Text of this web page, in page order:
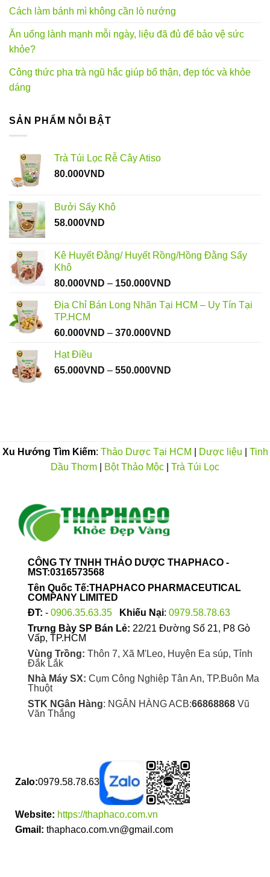
Cách làm bánh mì không cần lò nướng
Ăn uống lành mạnh mỗi ngày, liệu đã đủ để bảo vệ sức
khỏe?
Công thức pha trà ngũ hắc giúp bổ thận, đẹp tóc và khỏe
dáng
SẢN PHẨM NỖI BẬT
Trà Túi Lọc Rễ Cây Atiso
80.000VND
Bưởi Sấy Khô
58.000VND
Kê Huyết Đằng/ Huyết Rồng/Hồng Đằng Sấy
Khô
80.000VND – 150.000VND
từ
Địa Chỉ Bán Long Nhãn Tại HCM – Uy Tín Tại
TP.HCM
60.000VND – 370.000VND
Hạt Điều
65.000VND – 550.000VND
Xu Hướng Tìm Kiếm: Thảo Dược Tại HCM Dược liệu
Tinh
Dầu Thơm
Bột Thảo Mộc Trà Túi Lọc
CÔNG TY TNHH THẢO DƯỢC THAPHACO -
MST:0316573568
Tên Quốc Tế:THAPHACO PHARMACEUTICAL
COMPANY LIMITED
ĐT: - 0906.35.63.35 Khiếu Nại: 0979.58.78.63
Trưng Bày SP Bán Lẻ: 22/21 Đường Số 21, P8 Gò
Vấp, TP.HCM
Vùng Trồng: Thôn 7, Xã M'Leo, Huyện Ea súp, Tỉnh
Đắk Lắk
Nhà Máy SX: Cụm Công Nghiệp Tân An, TP.Buôn Ma
Thuột
STK NGân Hàng: NGÂN HÀNG ACB:66868868Vũ
Văn Thắng
Zalo:0979.58.78.63
Website: https://thaphaco.com.vn
Gmail: thaphaco.com.vn@gmail.com